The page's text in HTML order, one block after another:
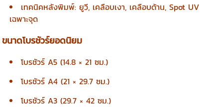
เทคนิคหลังพิมพ์: ยูวี, เคลือบเงา, เคลือบด้าน, Spot UV
เฉพาะจุด
ขนาดโบรชัวร์ยอดนิยม
โบรชัวร์ A5 (14.8 × 21 ซม.)
โบรชัวร์ A4 (21 × 29.7 ซม.)
โบรชัวร์ A3 (29.7 × 42 ซม.)